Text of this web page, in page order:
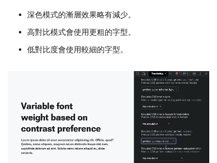
深色模式的漸層效果略有減少。
高對比模式會使用更粗的字型。
低對比度會使用較細的字型。